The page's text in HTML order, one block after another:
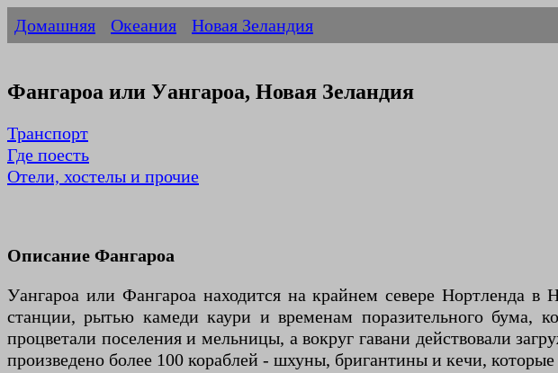
Домашняя Океания Новая Зеландия
Фангароа или Уангароа, Новая Зеландия
Транспорт
Где поесть
Отели, хостелы и прочие
Описание Фангароа
Уангароа или Фангароа находится на крайнем севере Нортленда
станции, рытью камеди каури и временам поразительного бума,
процветали поселения и мельницы, а вокруг гавани действовали
произведено более 100 кораблей - шхуны, бригантины и кечи,